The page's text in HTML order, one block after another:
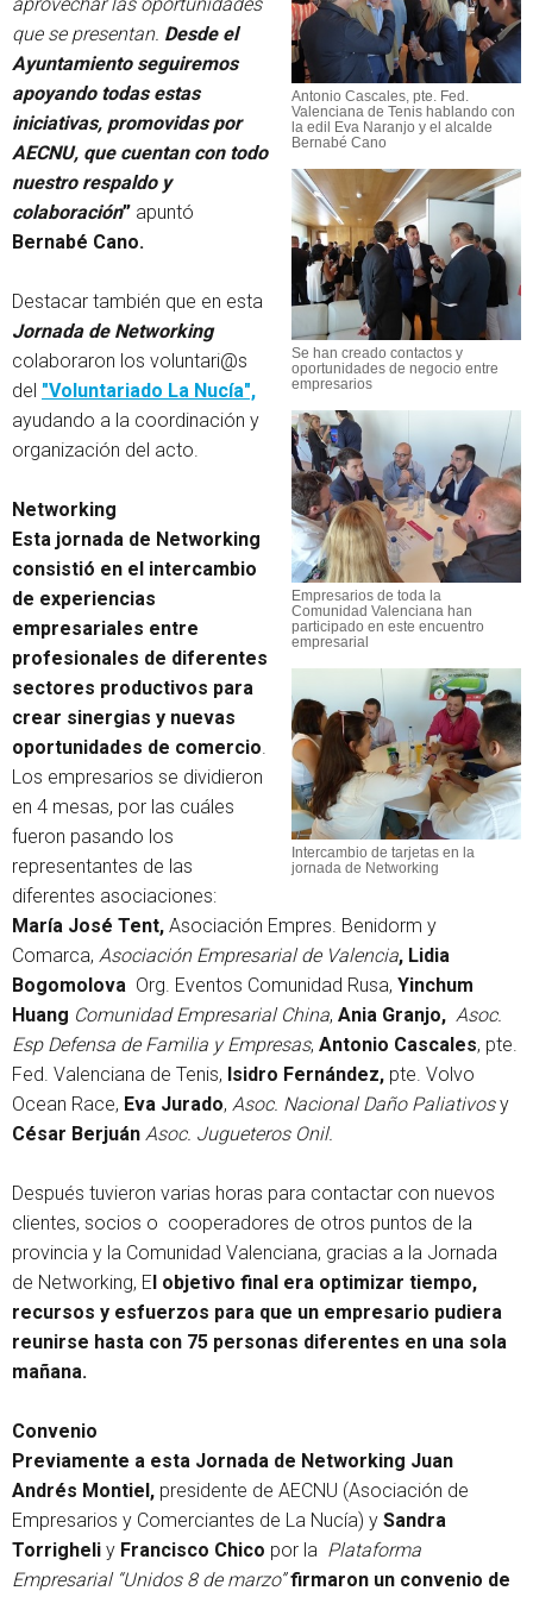
Antonio Cascales, pte. Fed.
Valenciana de Tenis hablando con
la edil Eva Naranjo y el alcalde
Bernabé Cano
Se han creado contactos y
oportunidades de negocio entre
empresarios
Empresarios de toda la
Comunidad Valenciana han
participado en este encuentro
empresarial
Intercambio de tarjetas en la
jornada de Networking
que se presentan. Desde el
Ayuntamiento seguiremos
apoyando todas estas
iniciativas, promovidas por
AECNU, que cuentan con todo
nuestro respaldo y
colaboración” apuntó
Bernabé Cano.
Destacar también que en esta
Jornada de Networking
colaboraron los voluntari@s
del "Voluntariado La Nucía",
ayudando a la coordinación y
organización del acto.
Networking
Esta jornada de Networking
consistió en el intercambio
de experiencias
empresariales entre
profesionales de diferentes
sectores productivos para
crear sinergias y nuevas
oportunidades de comercio.
Los empresarios se dividieron
en 4 mesas, por las cuáles
fueron pasando los
representantes de las
diferentes asociaciones:
María José Tent, Asociación Empres. Benidorm y
Comarca, Asociación Empresarial de Valencia, Lidia
Bogomolova Org. Eventos Comunidad Rusa, Yinchum
Huang Comunidad Empresarial China, Ania Granjo, Asoc.
Esp Defensa de Familia y Empresas, Antonio Cascales, pte.
Fed. Valenciana de Tenis, Isidro Fernández, pte. Volvo
Ocean Race, Eva Jurado, Asoc. Nacional Daño Paliativosy
César Berjuán Asoc. Jugueteros Onil.
Después tuvieron varias horas para contactar con nuevos
clientes, socios o cooperadores de otros puntos de la
provincia y la Comunidad Valenciana, gracias a la Jornada
de Networking, El objetivo final era optimizar tiempo,
recursos y esfuerzos para que un empresario pudiera
reunirse hasta con 75 personas diferentes en una sola
mañana.
Convenio
Previamente a esta Jornada de Networking Juan
Andrés Montiel, presidente de AECNU (Asociación de
Empresarios y Comerciantes de La Nucía) y Sandra
Torrigheli y Francisco Chico por la Plataforma
Empresarial “Unidos 8 de marzo” firmaron un convenio de